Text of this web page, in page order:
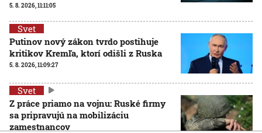
5. 8. 2026, 11:11:05
Svet
Putinov nový zákon tvrdo postihuje
kritikov Kremľa, ktorí odišli z Ruska
5. 8. 2026, 11:09:27
Svet
Z práce priamo na vojnu: Ruské firmy
sa pripravujú na mobilizáciu
zamestnancov